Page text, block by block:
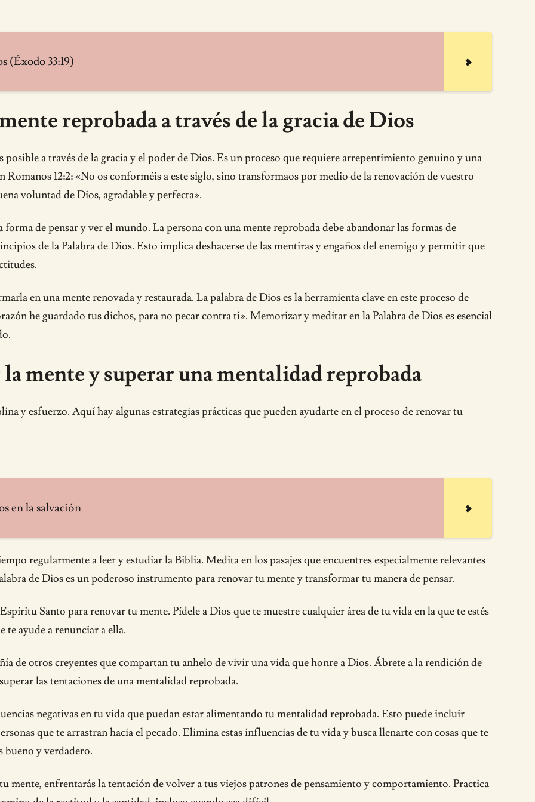
(Éxodo 33:19)
reprobada a través de la gracia de Dios
a través de la gracia y el poder de Dios. Es un proceso que requiere arrepentimiento genuino y una
12:2: «No os conforméis a este siglo, sino transformaos por medio de la renovación de vuestro
voluntad de Dios, agradable y perfecta».
de pensar y ver el mundo. La persona con una mente reprobada debe abandonar las formas de
de la Palabra de Dios. Esto implica deshacerse de las mentiras y engaños del enemigo y permitir que
en una mente renovada y restaurada. La palabra de Dios es la herramienta clave en este proceso de
he guardado tus dichos, para no pecar contra ti». Memorizar y meditar en la Palabra de Dios es esencial
mente y superar una mentalidad reprobada
y esfuerzo. Aquí hay algunas estrategias prácticas que pueden ayudarte en el proceso de renovar tu
en la salvación
regularmente a leer y estudiar la Biblia. Medita en los pasajes que encuentres especialmente relevantes
de Dios es un poderoso instrumento para renovar tu mente y transformar tu manera de pensar.
Santo para renovar tu mente. Pídele a Dios que te muestre cualquier área de tu vida en la que te estés
ayude a renunciar a ella.
de otros creyentes que compartan tu anhelo de vivir una vida que honre a Dios. Ábrete a la rendición de
las tentaciones de una mentalidad reprobada.
negativas en tu vida que puedan estar alimentando tu mentalidad reprobada. Esto puede incluir
que te arrastran hacia el pecado. Elimina estas influencias de tu vida y busca llenarte con cosas que te
bueno y verdadero.
mente, enfrentarás la tentación de volver a tus viejos patrones de pensamiento y comportamiento. Practica